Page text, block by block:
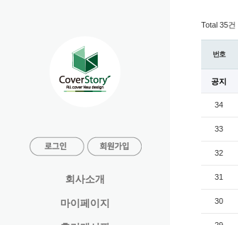
회사소개
마이페이지
Total 35건
번호
공지
34
33
32
31
30